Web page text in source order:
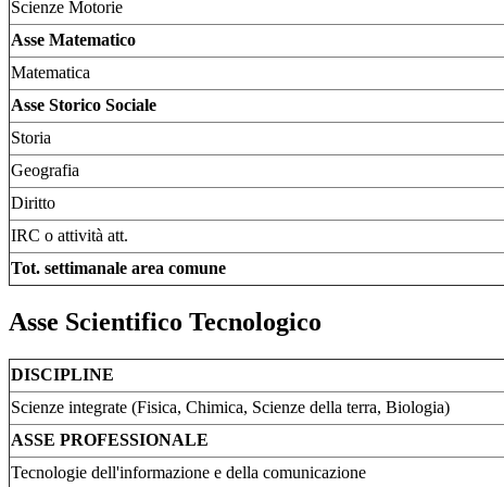
Scienze Motorie
Asse Matematico
Matematica
Asse Storico Sociale
Storia
Geografia
Diritto
IRC o attività att.
Tot. settimanale area comune
Asse Scientifico Tecnologico
DISCIPLINE
Scienze integrate (Fisica, Chimica, Scienze della terra, Biologia)
ASSE PROFESSIONALE
Tecnologie dell'informazione e della comunicazione